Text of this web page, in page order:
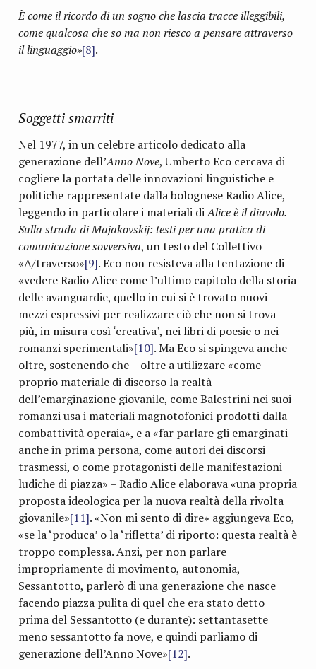
È come il ricordo di un sogno che lascia tracce illeggibili,
come qualcosa che so ma non riesco a pensare attraverso
il linguaggio»[8].
Soggetti smarriti
Nel 1977, in un celebre articolo dedicato alla
generazione dell’Anno Nove, Umberto Eco cercava di
cogliere la portata delle innovazioni linguistiche e
politiche rappresentate dalla bolognese Radio Alice,
leggendo in particolare i materiali diAlice è il diavolo.
Sulla strada di Majakovskij: testi per una pratica di
comunicazione sovversiva, un testo del Collettivo
«A/traverso»[9]. Eco non resisteva alla tentazione di
«vedere Radio Alice come l’ultimo capitolo della storia
delle avanguardie, quello in cui si è trovato nuovi
mezzi espressivi per realizzare ciò che non si trova
più, in misura così ‘creativa’, nei libri di poesie o nei
romanzi sperimentali»[10]. Ma Eco si spingeva anche
oltre, sostenendo che – oltre a utilizzare «come
proprio materiale di discorso la realtà
dell’emarginazione giovanile, come Balestrini nei suoi
romanzi usa i materiali magnotofonici prodotti dalla
combattività operaia», e a «far parlare gli emarginati
anche in prima persona, come autori dei discorsi
trasmessi, o come protagonisti delle manifestazioni
ludiche di piazza» – Radio Alice elaborava «una propria
proposta ideologica per la nuova realtà della rivolta
giovanile»[11]. «Non mi sento di dire» aggiungeva Eco,
«se la ‘produca’ o la ‘rifletta’ di riporto: questa realtà è
troppo complessa. Anzi, per non parlare
impropriamente di movimento, autonomia,
Sessantotto, parlerò di una generazione che nasce
facendo piazza pulita di quel che era stato detto
prima del Sessantotto (e durante): settantasette
meno sessantotto fa nove, e quindi parliamo di
generazione dell’Anno Nove»[12].